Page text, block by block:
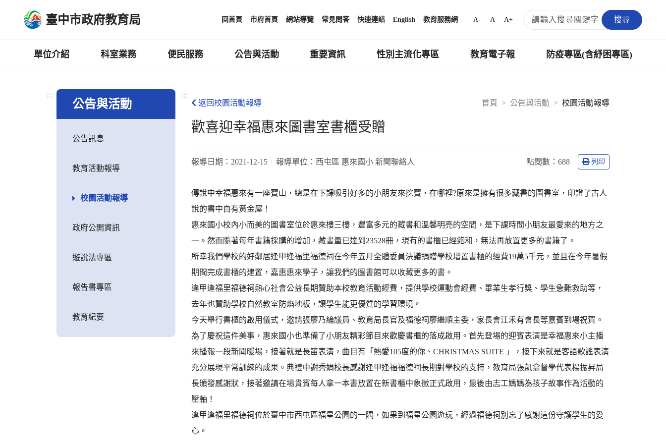
臺中市政府教育局 回首頁 市府首頁 網站導覽 常見問答 快速連結 English 教育服務網 A- A A+ 搜尋
單位介紹 科室業務 便民服務 公告與活動 重要資訊 性別主流化專區 教育電子報 防疫專區(含紓困專區)
:::
公告與活動
公告訊息
教育活動報導
校園活動報導
政府公開資訊
遊說法專區
報告書專區
教育紀要
:::
首頁
公告與活動 校園活動報導
返回校園活動報導
歡喜迎幸福惠來圖書室書櫃受贈
報導日期： 2021-12-15 報導單位： 西屯區 惠來國小 新聞聯絡人 點閱數： 688 列印
傳說中幸福惠來有一座寶山，總是在下課吸引好多的小朋友來挖寶，在哪裡?原來是擁有很多藏書的圖書室，印證了古人
說的書中自有黃金屋！
惠來國小校內小而美的圖書室位於惠來樓三樓，豐富多元的藏書和溫馨明亮的空間，是下課時間小朋友最愛來的地方之
一。然而隨著每年書籍採購的增加，藏書量已達到23528冊，現有的書櫃已經飽和，無法再放置更多的書籍了。
所幸我們學校的好鄰居逢甲逢福里福德祠在今年五月全體委員決議捐贈學校增置書櫃的經費19萬5千元，並且在今年暑假
期間完成書櫃的建置，嘉惠惠來學子，讓我們的圖書館可以收藏更多的書。
逢甲逢福里福德祠熱心社會公益長期贊助本校教育活動經費，提供學校運動會經費、畢業生孝行獎、學生急難救助等，
去年也贊助學校自然教室防焰地板，讓學生能更優質的學習環境。
今天舉行書櫃的啟用儀式，邀請張廖乃綸議員、教育局長官及福德祠廖繼順主委，家長會江禾有會長等嘉賓到場祝賀。
為了慶祝這件美事，惠來國小也準備了小朋友精彩節目來歡慶書櫃的落成啟用。首先登場的迎賓表演是幸福惠來小主播
來播報一段新聞暖場，接著就是長笛表演，曲目有「熱愛105度的你、CHRISTMAS SUITE 」，接下來就是客語歌謠表演
充分展現平常訓練的成果。典禮中謝秀娟校長感謝逢甲逢福福德祠長期對學校的支持，教育局張凱翕督學代表楊振昇局
長頒發感謝狀，接著邀請在場貴賓每人拿一本書放置在新書櫃中象徵正式啟用，最後由志工媽媽為孩子故事作為活動的
壓軸！
逢甲逢福里福德祠位於臺中市西屯區福星公園的一隅，如果到褔星公園遊玩，經過福德祠別忘了感謝這份守護學生的愛
心。